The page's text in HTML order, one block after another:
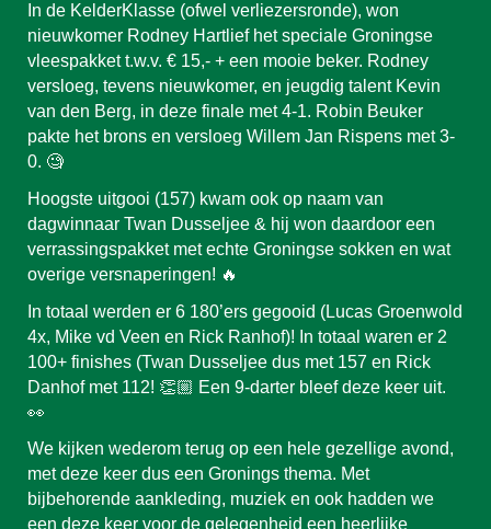
In de KelderKlasse (ofwel verliezersronde), won
nieuwkomer Rodney Hartlief het speciale Groningse
vleespakket t.w.v. € 15,- + een mooie beker. Rodney
versloeg, tevens nieuwkomer, en jeugdig talent Kevin
van den Berg, in deze finale met 4-1. Robin Beuker
pakte het brons en versloeg Willem Jan Rispens met 3-
0. 🧐
Hoogste uitgooi (157) kwam ook op naam van
dagwinnaar Twan Dusseljee & hij won daardoor een
verrassingspakket met echte Groningse sokken en wat
overige versnaperingen! 🔥
In totaal werden er 6 180’ers gegooid (Lucas Groenwold
4x, Mike vd Veen en Rick Ranhof)! In totaal waren er 2
100+ finishes (Twan Dusseljee dus met 157 en Rick
Danhof met 112! 👏🏼 Een 9-darter bleef deze keer uit.
👀
We kijken wederom terug op een hele gezellige avond,
met deze keer dus een Gronings thema. Met
bijbehorende aankleding, muziek en ook hadden we
een deze keer voor de gelegenheid een heerlijke